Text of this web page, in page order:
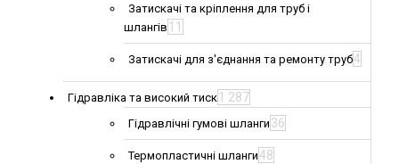
Затискачі та кріплення для труб і
шлангів 11
Затискачі для з'єднання та ремонту труб4
Гідравліка та високий тиск 1 287
Гідравлічні гумові шланги 36
Термопластичні шланги48